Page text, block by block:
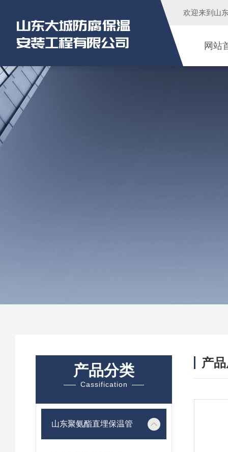
欢迎来到 山
网站
产品分类
Cassification
山东聚氨酯直埋保温管
产